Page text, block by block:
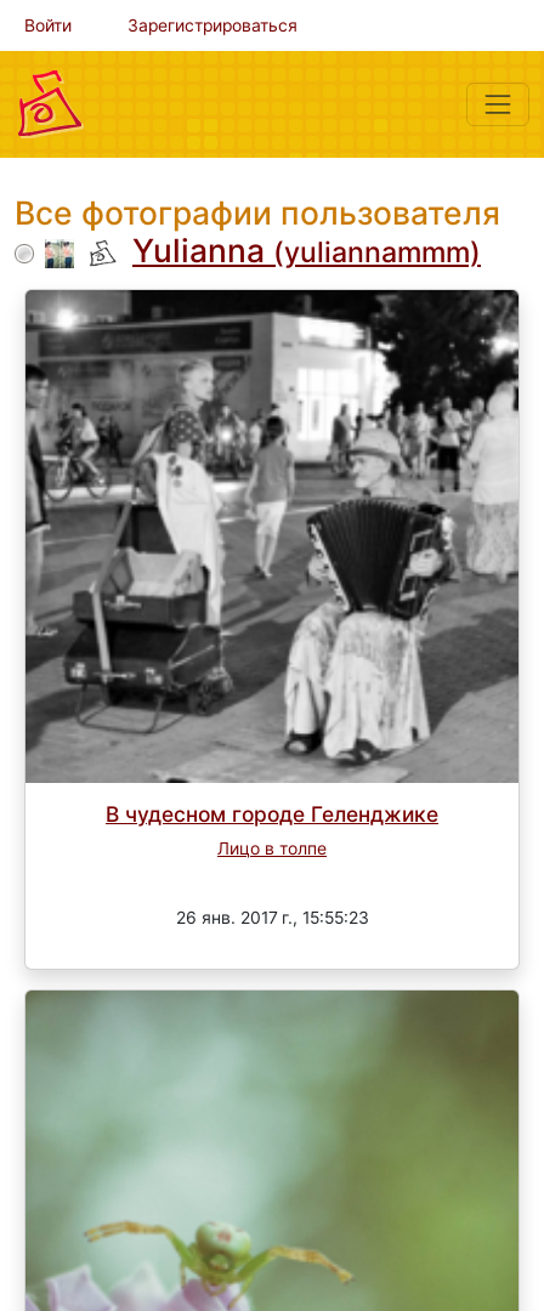
Войти Зарегистрироваться
Все фотографии пользователя
Yulianna (yuliannammm)
В чудесном городе Геленджике
Лицо в толпе
26 янв. 2017 г., 15:55:23